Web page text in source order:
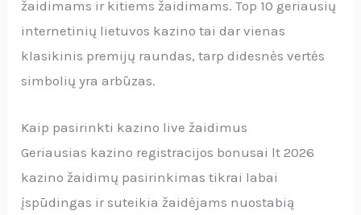
žaidimams ir kitiems žaidimams. Top 10 geriausių
internetinių lietuvos kazino tai dar vienas
klasikinis premijų raundas, tarp didesnės vertės
simbolių yra arbūzas.
Kaip pasirinkti kazino live žaidimus
Geriausias kazino registracijos bonusai lt 2026
kazino žaidimų pasirinkimas tikrai labai
įspūdingas ir suteikia žaidėjams nuostabią